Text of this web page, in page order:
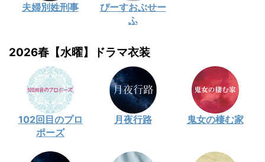
夫婦別姓刑事
ぴーすおぶせー
ふ
2026春【水曜】ドラマ衣装
102回目のプロ
ポーズ
月夜行路 鬼女の棲む家